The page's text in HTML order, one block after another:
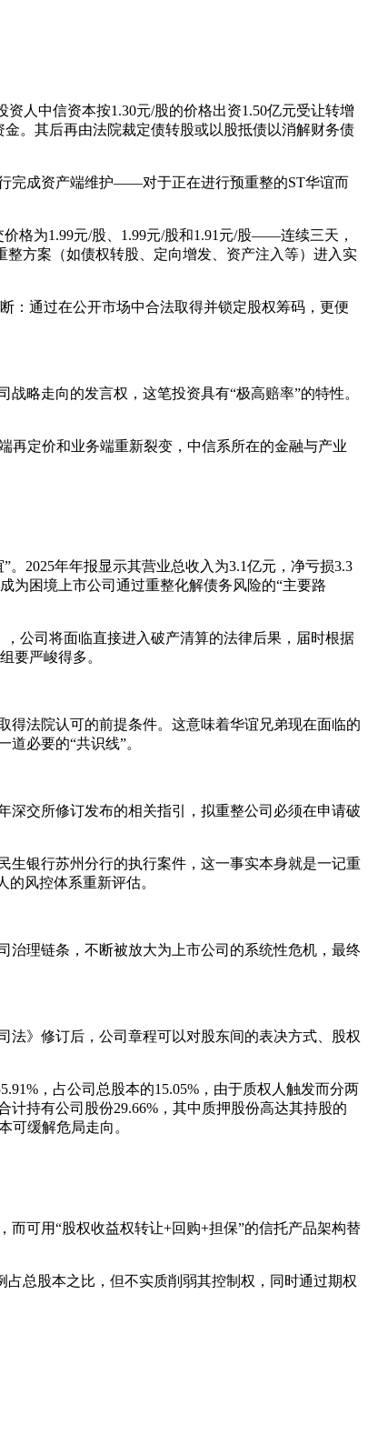
人中信资本按1.30元/股的价格出资1.50亿元受让转增
金。其后再由法院裁定债转股或以股抵债以消解财务债
完成资产端维护——对于正在进行预重整的ST华谊而
格为1.99元/股、1.99元/股和1.91元/股——连续三天，
方案（如债权转股、定向增发、资产注入等）进入实
通过在公开市场中合法取得并锁定股权筹码，更便
略走向的发言权，这笔投资具有“极高赔率”的特性。
定价和业务端重新裂变，中信系所在的金融与产业
。2025年年报显示其营业总收入为3.1亿元，净亏损3.3
为困境上市公司通过重整化解债务风险的“主要路
公司将面临直接进入破产清算的法律后果，届时根据
要严峻得多。
得法院认可的前提条件。这意味着华谊兄弟现在面临的
必要的“共识线”。
深交所修订发布的相关指引，拟重整公司必须在申请破
生银行苏州分行的执行案件，这一事实本身就是一记重
风控体系重新评估。
理链条，不断被放大为上市公司的系统性危机，最终
》修订后，公司章程可以对股东间的表决方式、股权
，占公司总股本的15.05%，由于质权人触发而分两
持有公司股份29.66%，其中质押股份高达其持股的
缓解危局走向。
可用“股权收益权转让+回购+担保”的信托产品架构替
总股本之比，但不实质削弱其控制权，同时通过期权